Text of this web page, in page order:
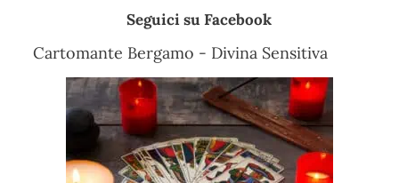
Seguici su Facebook
Cartomante Bergamo - Divina Sensitiva